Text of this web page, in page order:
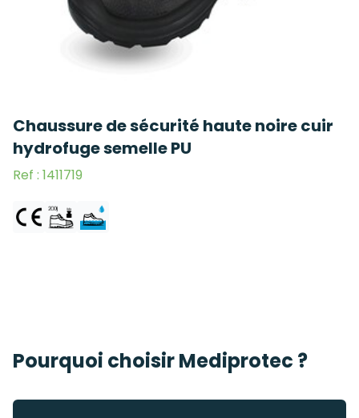
Chaussure de sécurité haute noire cuir
hydrofuge semelle PU
Ref : 1411719
Pourquoi choisir Mediprotec ?